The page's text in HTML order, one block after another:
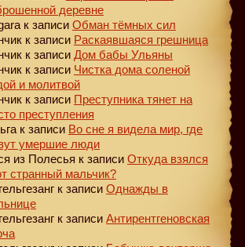
деревне
к записи Обман тёмных сил
к записи Раскаявшаяся грешница
к записи Дом бабы Ульяны
к записи Чистка дома соленой
и молитвой
к записи Преступника тянет на
преступления
к записи Во сне я видела мир, где
умершие люди
из Полесья к записи Откуда взялся
странный мальчик?
к записи Однажды в
к записи Антирентгеновская